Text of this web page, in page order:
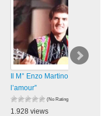
Il M° Enzo Martino in “Hymne à
l’amour”
(No Ratings Yet)
1.928 views